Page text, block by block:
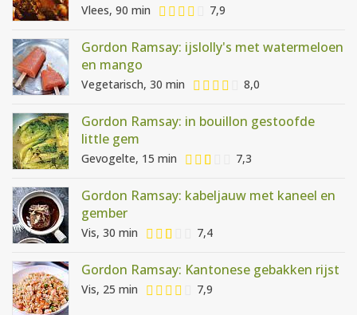
Vlees, 90 min 7,9
Gordon Ramsay: ijslolly's met watermeloen
en mango
Vegetarisch, 30 min 8,0
Gordon Ramsay: in bouillon gestoofde
little gem
Gevogelte, 15 min 7,3
Gordon Ramsay: kabeljauw met kaneel en
gember
Vis, 30 min 7,4
Gordon Ramsay: Kantonese gebakken rijst
Vis, 25 min 7,9